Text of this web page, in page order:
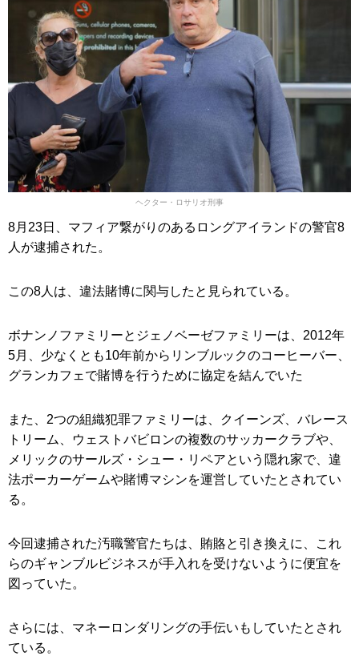
ヘクター・ロサリオ刑事
8月23日、マフィア繋がりのあるロングアイランドの警官8
人が逮捕された。
この8人は、違法賭博に関与したと見られている。
ボナンノファミリーとジェノベーゼファミリーは、2012年
5月、少なくとも10年前からリンブルックのコーヒーバー、
グランカフェで賭博を行うために協定を結んでいた
また、2つの組織犯罪ファミリーは、クイーンズ、バレース
トリーム、ウェストバビロンの複数のサッカークラブや、
メリックのサールズ・シュー・リペアという隠れ家で、違
法ポーカーゲームや賭博マシンを運営していたとされてい
る。
今回逮捕された汚職警官たちは、賄賂と引き換えに、これ
らのギャンブルビジネスが手入れを受けないように便宜を
図っていた。
さらには、マネーロンダリングの手伝いもしていたとされ
ている。